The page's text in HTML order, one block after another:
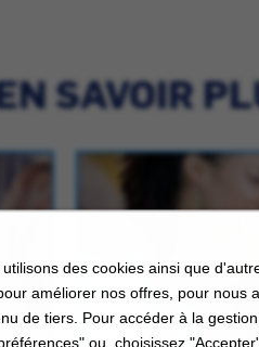
utilisons des cookies ainsi que
améliorer nos offres, pour nous
de tiers. Pour accéder à la
ou, choisissez
SAVOIR